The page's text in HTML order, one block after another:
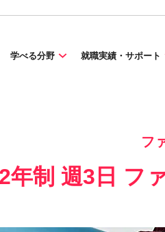
学べる分野 就職実績・サポート
フ
2年制 週3日 フ